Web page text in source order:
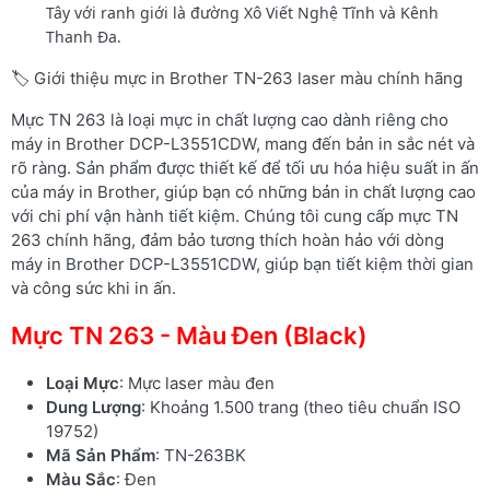
Tây với ranh giới là đường Xô Viết Nghệ Tĩnh và Kênh
Thanh Đa.
🏷️ Giới thiệu mực in Brother TN-263 laser màu chính hãng
Mực TN 263 là loại mực in chất lượng cao dành riêng cho
máy in Brother DCP-L3551CDW, mang đến bản in sắc nét và
rõ ràng. Sản phẩm được thiết kế để tối ưu hóa hiệu suất in ấn
của máy in Brother, giúp bạn có những bản in chất lượng cao
với chi phí vận hành tiết kiệm. Chúng tôi cung cấp mực TN
263 chính hãng, đảm bảo tương thích hoàn hảo với dòng
máy in Brother DCP-L3551CDW, giúp bạn tiết kiệm thời gian
và công sức khi in ấn.
Mực TN 263 - Màu Đen (Black)
Loại Mực: Mực laser màu đen
Dung Lượng: Khoảng 1.500 trang (theo tiêu chuẩn ISO
19752)
Mã Sản Phẩm: TN-263BK
Màu Sắc: Đen